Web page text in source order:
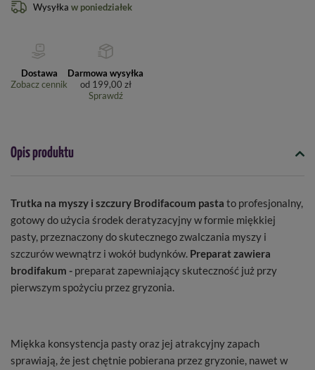
Wysyłka w poniedziałek
Dostawa
Zobacz cennik
Darmowa wysyłka
od 199,00 zł
Sprawdź
Opis produktu
Trutka na myszy i szczury Brodifacoum pasta to profesjonalny,
gotowy do użycia środek deratyzacyjny w formie miękkiej
pasty, przeznaczony do skutecznego zwalczania myszy i
szczurów wewnątrz i wokół budynków. Preparat zawiera
brodifakum - preparat zapewniający skuteczność już przy
pierwszym spożyciu przez gryzonia.
Miękka konsystencja pasty oraz jej atrakcyjny zapach
sprawiają, że jest chętnie pobierana przez gryzonie, nawet w